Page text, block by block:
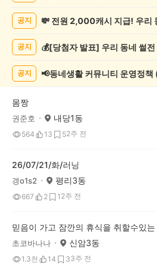
강/
목
공지
공지
공지 📢동네생활 커뮤니티 운영정
몸짱
권준호 내당1동
564 13 52주 전
26/07/21/화/러닝
갱o1s2 평리3동
667 2 1 2주 전
믿음이 가고 잠깐의 휴식을 취할수있는
초코바나나 신암3동
1.3천 14 33주 전